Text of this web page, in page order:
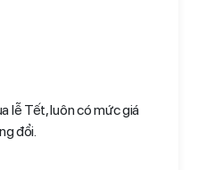
lễ Tết, luôn có mức giá
đổi.